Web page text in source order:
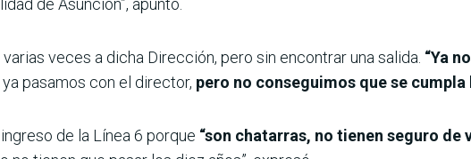
de Asunción”, apuntó.
veces a dicha Dirección, pero sin encontrar una salida. “Ya
pasamos con el director, pero no conseguimos que se cumpla
de la Línea 6 porque “son chatarras, no tienen seguro de